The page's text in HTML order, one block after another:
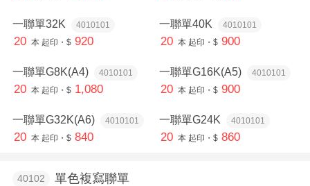
一聯單32K 4010101
20 本 起印・$ 920
一聯單40K 4010101
20 本 起印・$ 900
一聯單G8K(A4) 4010101
20 本 起印・$ 1,080
一聯單G16K(A5) 4010101
20 本 起印・$ 900
一聯單G32K(A6) 4010101
20 本 起印・$ 840
一聯單G24K 4010101
20 本 起印・$ 860
40102 單色複寫聯單